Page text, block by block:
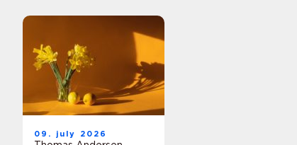
09. july 2026